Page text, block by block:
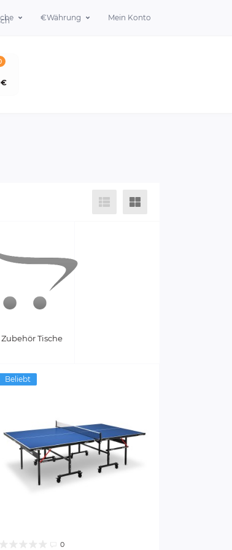
€Währung Mein Konto
€
Zubehör Tische
Beliebt
0